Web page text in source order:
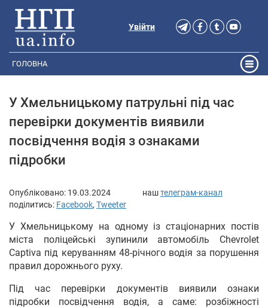
Увійти
ГОЛОВНА
У Хмельницькому патрульні під час
перевірки документів виявили
посвідчення водія з ознаками
підробки
Опубліковано: 19.03.2024 наштелеграм-канал
поділитись: Facebook, Tweeter
У Хмельницькому на одному із стаціонарних постів
міста поліцейські зупинили автомобіль Chevrolet
Captiva під керуванням 48-річного водія за порушення
правил дорожнього руху.
Під час перевірки документів виявили ознаки
підробки посвідчення водія, а саме: розбіжності